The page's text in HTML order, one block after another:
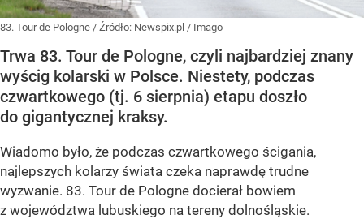
83. Tour de Pologne / Źródło: Newspix.pl / Imago
Trwa 83. Tour de Pologne, czyli najbardziej znany
wyścig kolarski w Polsce. Niestety, podczas
czwartkowego (tj. 6 sierpnia) etapu doszło
do gigantycznej kraksy.
Wiadomo było, że podczas czwartkowego ścigania,
najlepszych kolarzy świata czeka naprawdę trudne
wyzwanie. 83. Tour de Pologne docierał bowiem
z województwa lubuskiego na tereny dolnośląskie.